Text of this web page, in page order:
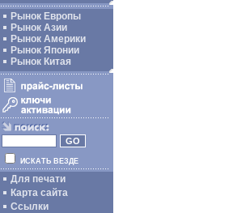
Рынок Европы
Рынок Азии
Рынок Америки
Рынок Японии
Рынок Китая
ИСКАТЬ ВЕЗДЕ
Для печати
Карта сайта
Ссылки